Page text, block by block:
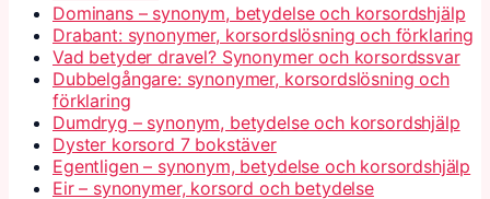
Dominans – synonym, betydelse och korsordshjälp
Drabant: synonymer, korsordslösning och förklaring
Vad betyder dravel? Synonymer och korsordssvar
Dubbelgångare: synonymer, korsordslösning och
förklaring
Dumdryg – synonym, betydelse och korsordshjälp
Dyster korsord 7 bokstäver
Egentligen – synonym, betydelse och korsordshjälp
Eir – synonymer, korsord och betydelse